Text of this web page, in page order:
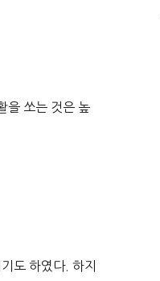
을 쏘는 것은 높
도 하였다. 하지